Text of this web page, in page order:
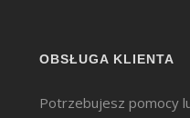
OBSŁUGA KLIENTA
Potrzebujesz pomocy